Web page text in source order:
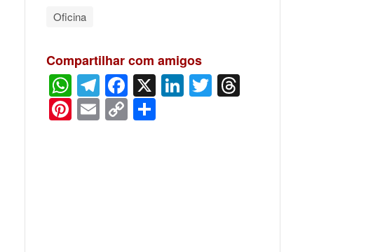
Oficina
Compartilhar com amigos
WhatsApp
Telegram
Facebook
X LinkedIn
Twitter
Pinterest
Email
Copy
Link